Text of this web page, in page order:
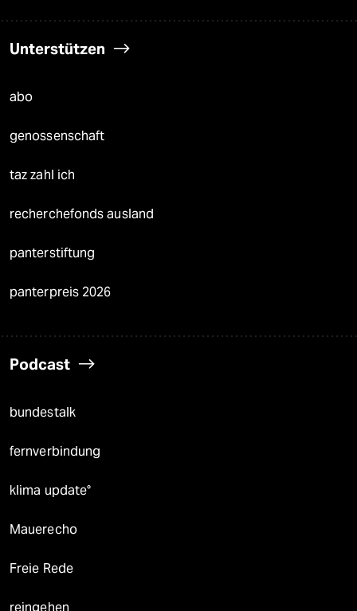
Unterstützen
abo
genossenschaft
taz zahl ich
recherchefonds ausland
panterstiftung
panterpreis 2026
Podcast
bundestalk
fernverbindung
klima update°
Mauerecho
Freie Rede
reingehen